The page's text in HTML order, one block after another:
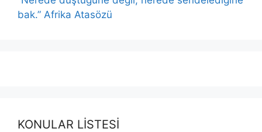
bak.” Afrika Atasözü
KONULAR LİSTESİ